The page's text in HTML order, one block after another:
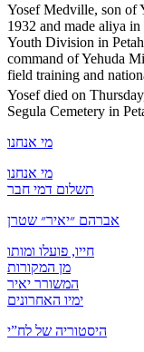
Yosef Medville, son of
1932 and made aliya
Youth Division in
command of Yehuda
field training and
Yosef died on
Segula Cemetery in
מי אנחנו
מי אנחנו
תשלום דמי חבר
אברהם ״יאיר״ שטרן
חייו, פועלו ומותו
מן המקורות
המשורר יאיר
ימיו האחרונים
היסטוריה של לח”י